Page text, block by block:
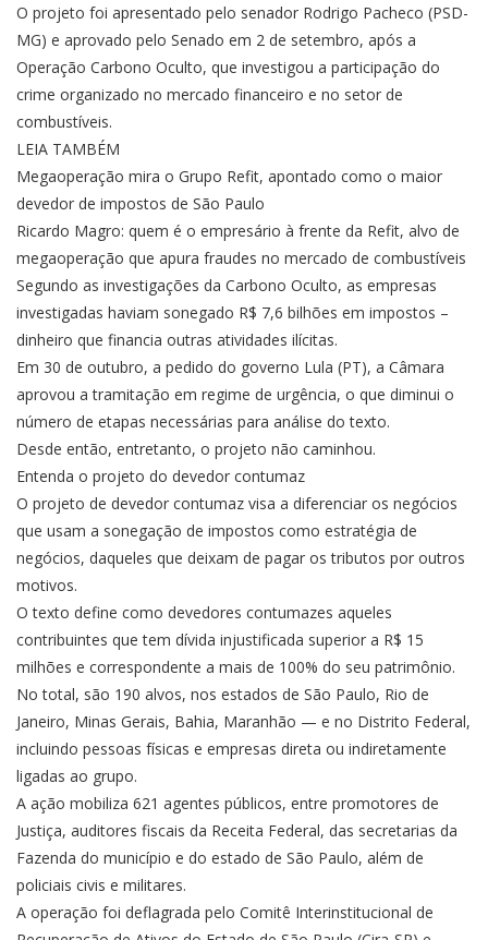
O projeto foi apresentado pelo senador Rodrigo Pacheco (PSD-
MG) e aprovado pelo Senado em 2 de setembro, após a
Operação Carbono Oculto, que investigou a participação do
crime organizado no mercado financeiro e no setor de
combustíveis.
LEIA TAMBÉM
Megaoperação mira o Grupo Refit, apontado como o maior
devedor de impostos de São Paulo
Ricardo Magro: quem é o empresário à frente da Refit, alvo de
megaoperação que apura fraudes no mercado de combustíveis
Segundo as investigações da Carbono Oculto, as empresas
investigadas haviam sonegado R$ 7,6 bilhões em impostos –
dinheiro que financia outras atividades ilícitas.
Em 30 de outubro, a pedido do governo Lula (PT), a Câmara
aprovou a tramitação em regime de urgência, o que diminui o
número de etapas necessárias para análise do texto.
Desde então, entretanto, o projeto não caminhou.
Entenda o projeto do devedor contumaz
O projeto de devedor contumaz visa a diferenciar os negócios
que usam a sonegação de impostos como estratégia de
negócios, daqueles que deixam de pagar os tributos por outros
motivos.
O texto define como devedores contumazes aqueles
contribuintes que tem dívida injustificada superior a R$ 15
milhões e correspondente a mais de 100% do seu patrimônio.
No total, são 190 alvos, nos estados de São Paulo, Rio de
Janeiro, Minas Gerais, Bahia, Maranhão — e no Distrito Federal,
incluindo pessoas físicas e empresas direta ou indiretamente
ligadas ao grupo.
A ação mobiliza 621 agentes públicos, entre promotores de
Justiça, auditores fiscais da Receita Federal, das secretarias da
Fazenda do município e do estado de São Paulo, além de
policiais civis e militares.
A operação foi deflagrada pelo Comitê Interinstitucional de